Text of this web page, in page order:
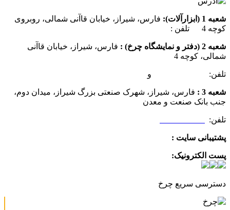
شعبه 1 (ابزارآلات):
فارس، شیراز، خیابان قاآنی شمالی، روبروی
کوچه 4 تلفن :
شعبه 2 (دفتر و نمایشگاه چرخ) :
فارس، شیراز، خیابان قاآنی
شمالی، کوچه 4
تلفن: و
شعبه 3 :
فارس، شیراز، شهرک صنعتی بزرگ شیراز، میدان دوم،
جنب بانک صنعت و معدن
تلفن:
پشتیبانی سایت :
پست الکترونیک:
دسترسی سریع چرخ